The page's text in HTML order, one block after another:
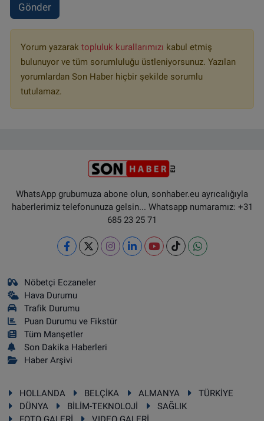
Gönder
Yorum yazarak topluluk kurallarımızı kabul etmiş
bulunuyor ve tüm sorumluluğu üstleniyorsunuz. Yazılan
yorumlardan Son Haber hiçbir şekilde sorumlu
tutulamaz.
WhatsApp grubumuza abone olun, sonhaber.eu ayrıcalığıyla
haberlerimiz telefonunuza gelsin... Whatsapp numaramız: +31
685 23 25 71
Nöbetçi Eczaneler
Hava Durumu
Trafik Durumu
Puan Durumu ve Fikstür
Tüm Manşetler
Son Dakika Haberleri
Haber Arşivi
HOLLANDA BELÇİKA ALMANYA
TÜRKİYE
DÜNYA
BİLİM-TEKNOLOJİ
SAĞLIK